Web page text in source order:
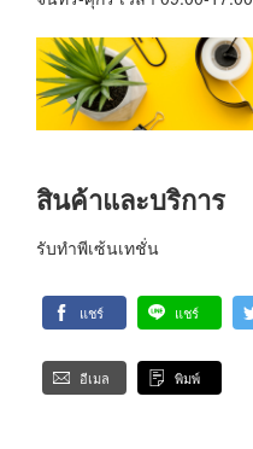
สินค้าและบริการ
รับทำพีเซ้นเทชั่น
แชร์ แชร์
อีเมล พิมพ์